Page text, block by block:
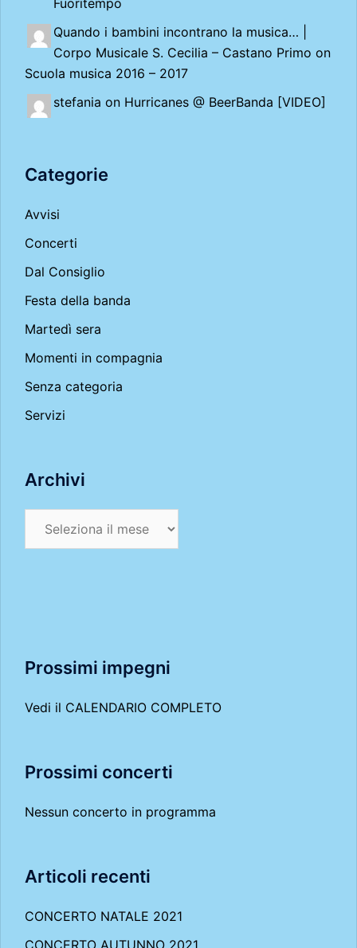
Fuoritempo
Quando i bambini incontrano la musica… |
Corpo Musicale S. Cecilia – Castano Primo on
Scuola musica 2016 – 2017
stefania on Hurricanes @ BeerBanda [VIDEO]
Categorie
Avvisi
Concerti
Dal Consiglio
Festa della banda
Martedì sera
Momenti in compagnia
Senza categoria
Servizi
Archivi
Prossimi impegni
Vedi il CALENDARIO COMPLETO
Prossimi concerti
Nessun concerto in programma
Articoli recenti
CONCERTO NATALE 2021
CONCERTO AUTUNNO 2021